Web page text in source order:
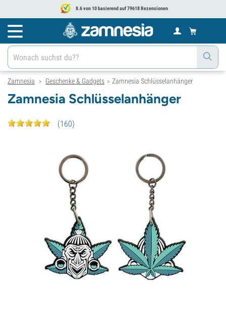
8.6 von 10 basierend auf 79618 Rezensionen
Zamnesia > Geschenke & Gadgets > Zamnesia Schlüsselanhänger
Zamnesia Schlüsselanhänger
(160)